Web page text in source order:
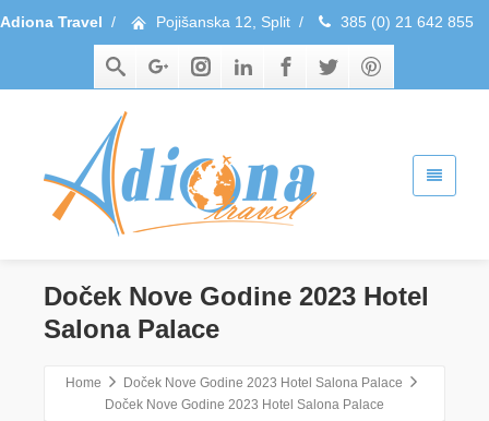
Adiona Travel / Pojišanska 12, Split / 385 (0) 21 642 855
Doček Nove Godine 2023 Hotel
Salona Palace
Home
Doček Nove Godine 2023 Hotel Salona Palace
Doček Nove Godine 2023 Hotel Salona Palace